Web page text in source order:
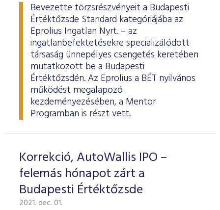
Bevezette törzsrészvényeit a Budapesti
Értéktőzsde Standard kategóriájába az
Eprolius Ingatlan Nyrt. – az
ingatlanbefektetésekre specializálódott
társaság ünnepélyes csengetés keretében
mutatkozott be a Budapesti
Értéktőzsdén. Az Eprolius a BÉT nyilvános
működést megalapozó
kezdeményezésében, a Mentor
Programban is részt vett.
Korrekció, AutoWallis IPO –
felemás hónapot zárt a
Budapesti Értéktőzsde
2021. dec. 01.